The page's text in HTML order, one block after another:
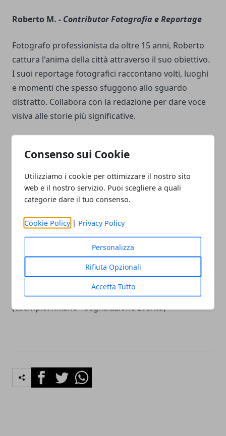
Consenso sui Cookie
Utilizziamo i cookie per ottimizzare il nostro sito
web e il nostro servizio. Puoi scegliere a quali
categorie dare il tuo consenso.
Cookie Policy | Privacy Policy
Personalizza
Rifiuta Opzionali
Accetta Tutto
Roberto M. - Contributor Fotografia e Reportage
Fotografo professionista da oltre 15 anni, Roberto
cattura l'anima della città attraverso il suo obiettivo.
I suoi reportage fotografici raccontano volti, luoghi
e momenti che spesso sfuggono allo sguardo
distratto. Collabora con la redazione per dare voce
visiva alle storie più significative.
presenza online con creatività e strategia. A soli 26
anni, ha già lavorato con diverse realtà editoriali e sa
sperimentare nuovi format e coinvolgere la
community nelle nostre iniziative.
Vuoi contattare la redazione?
Scrivi aredazione@citta365.it
Indica nell'oggetto:Nome Città - Richiesta
(esempio: Milano - Segnalazione Evento)
FacebookTwitterWhatsapp